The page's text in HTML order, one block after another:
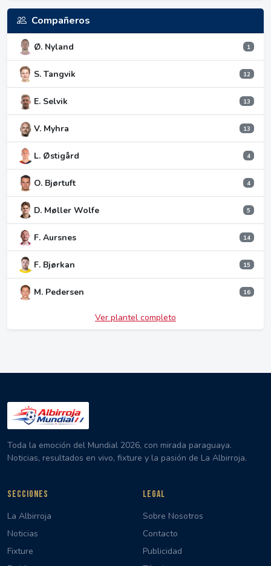
Compañeros
Ø. Nyland 1
S. Tangvik 12
E. Selvik 13
V. Myhra 13
L. Østigård 4
O. Bjørtuft 4
D. Møller Wolfe 5
F. Aursnes 14
F. Bjørkan 15
M. Pedersen 16
Ver plantel completo
Toda la emoción del Mundial 2026, con mirada paraguaya.
Noticias, resultados en vivo, fixture y la pasión de La Albirroja.
SECCIONES
La Albirroja
Noticias
Fixture
LEGAL
Sobre Nosotros
Contacto
Publicidad